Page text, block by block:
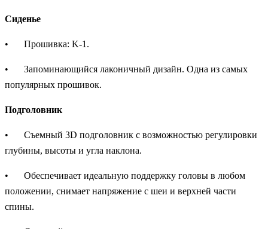
Сиденье
• Прошивка: K-1.
•
Запоминающийся лаконичный дизайн. Одна из самых
популярных прошивок.
Подголовник
•
Съемный 3D подголовник с возможностью регулировки
глубины, высоты и угла наклона.
•
Обеспечивает идеальную поддержку головы в любом
положении, снимает напряжение с шеи и верхней части
спины.